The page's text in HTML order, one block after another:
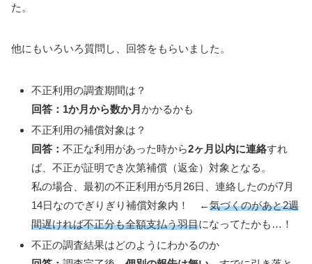
た。
他にもいろいろ質問し、回答をもらいました。
不正利用の調査期間は？
回答：1か月から数か月 かかるかも
不正利用の補償対象は？
回答： 不正な利用があった時から2ヶ月以内に連絡すれ
ば、不正が証明でき次第補償（返金）対象となる。
私の場合、最初の不正利用が5月26日、連絡したのが7月
14日なのでぎりぎり補償対象内！ ←気づくのがあと2週
間遅ければ不正分も全額支払う羽目になってたかも…！
不正の調査結果はどのようにわかるのか